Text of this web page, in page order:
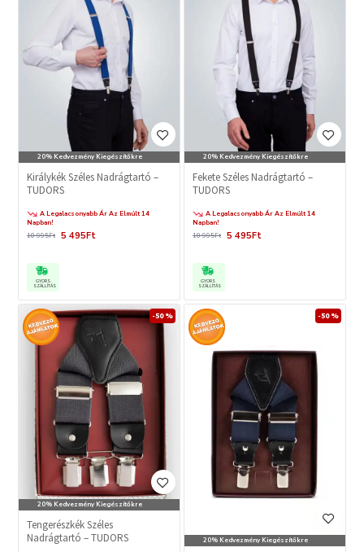
20% Kedvezmény Kiegészítőkre
Királykék Széles Nadrágtartó –
TUDORS
A Legalacsonyabb Ár Az Elmúlt 14
Napban!
5 495Ft
10 995Ft
GYORS
SZÁLLÍTÁS
20% Kedvezmény Kiegészítőkre
Fekete Széles Nadrágtartó –
TUDORS
A Legalacsonyabb Ár Az Elmúlt 14
Napban!
5 495Ft
10 995Ft
GYORS
SZÁLLÍTÁS
20% Kedvezmény Kiegészítőkre
-50 %
Tengerészkék Széles
Nadrágtartó – TUDORS
20% Kedvezmény Kiegészítőkre
-50 %